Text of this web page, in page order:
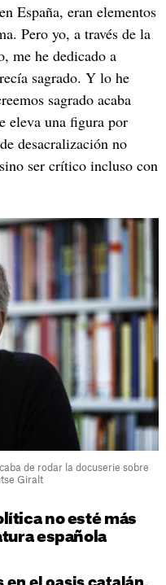
España, eran elementos
Pero yo, a través de la
me he dedicado a
sagrado. Y lo he
sagrado acaba
eleva una figura por
desacralización no
ser crítico incluso con
de rodar la docuserie sobre
Giralt
no esté más
española